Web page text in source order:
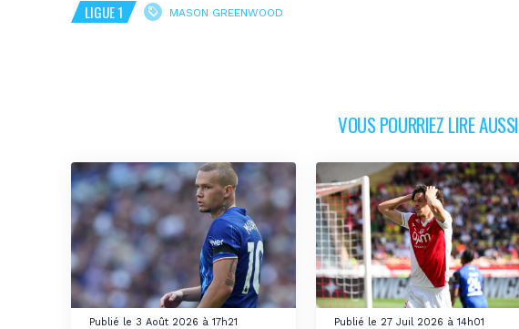
LIGUE 1 MASON GREENWOOD
VOUS POURRIEZ LIRE AUSSI
Publié le 3 Août 2026 à 17h21 Publié le 27 Juil 2026 à 14h01